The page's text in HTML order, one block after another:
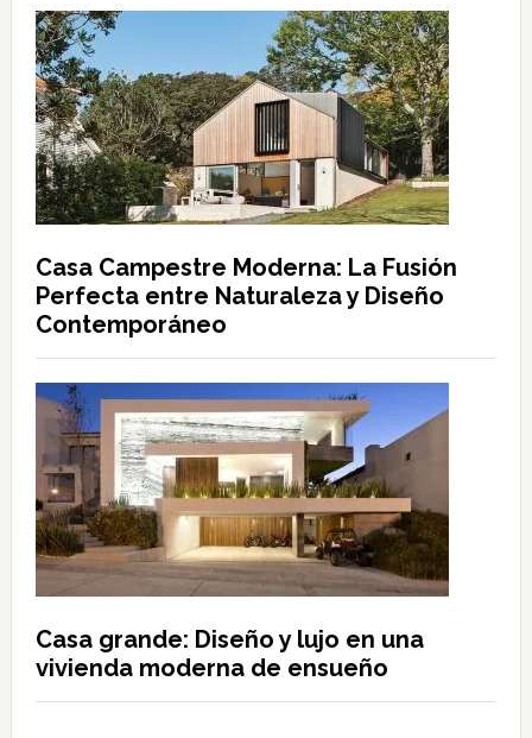
Casa Campestre Moderna: La Fusión
Perfecta entre Naturaleza y Diseño
Contemporáneo
Casa grande: Diseño y lujo en una
vivienda moderna de ensueño